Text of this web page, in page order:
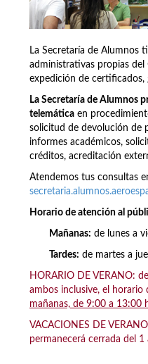
La Secretaría de Alumnos
administrativas propias
expedición de certificados,
La Secretaría de Alumnos
telemática en
solicitud de devolución de
informes académicos,
créditos, acreditación
Atendemos tus consultas
Horario de atención al
Mañanas: de lunes a
Tardes: de martes a
HORARIO DE VERANO:
ambos inclusive, el horario
mañanas, de 9:00 a 13:00
VACACIONES DE
permanecerá cerrada del